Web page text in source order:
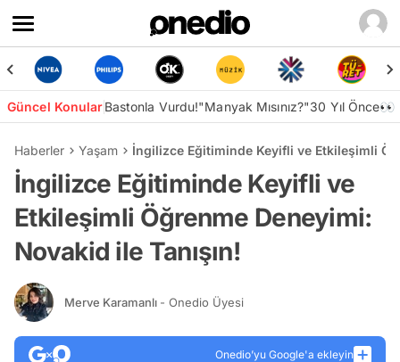
Güncel KonularBastonla Vurdu!"Manyak Mısınız?"30 Yıl Önce👀
Haberler Yaşam İngilizce Eğitiminde Keyifli ve Etkileşimli
İngilizce Eğitiminde Keyifli ve
Etkileşimli Öğrenme Deneyimi:
Novakid ile Tanışın!
Merve Karamanlı - Onedio Üyesi
Onedio’yu Google'a ekleyin